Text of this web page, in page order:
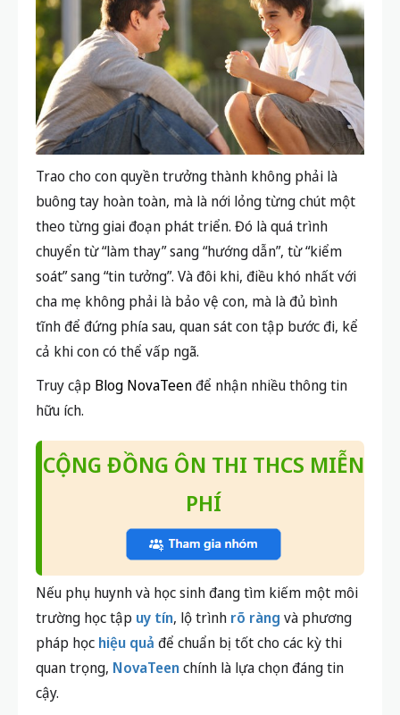
Trao cho con quyền trưởng thành không phải là
buông tay hoàn toàn, mà là nới lỏng từng chút một
theo từng giai đoạn phát triển. Đó là quá trình
chuyển từ “làm thay” sang “hướng dẫn”, từ “kiểm
soát” sang “tin tưởng”. Và đôi khi, điều khó nhất với
cha mẹ không phải là bảo vệ con, mà là đủ bình
tĩnh để đứng phía sau, quan sát con tập bước đi, kể
cả khi con có thể vấp ngã.
Truy cập Blog NovaTeenđể nhận nhiều thông tin
hữu ích.
CỘNG ĐỒNG ÔN THI THCS MIỄN
PHÍ
Nếu phụ huynh và học sinh đang tìm kiếm một môi
trường học tập uy tín, lộ trình rõ ràng và phương
pháp học hiệu quả để chuẩn bị tốt cho các kỳ thi
quan trọng, NovaTeenchính là lựa chọn đáng tin
cậy.